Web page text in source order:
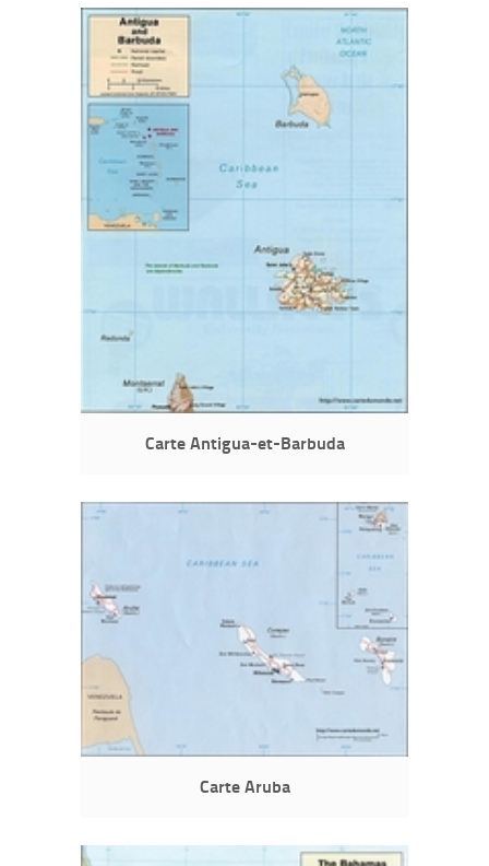
Carte Antigua-et-Barbuda
Carte Aruba